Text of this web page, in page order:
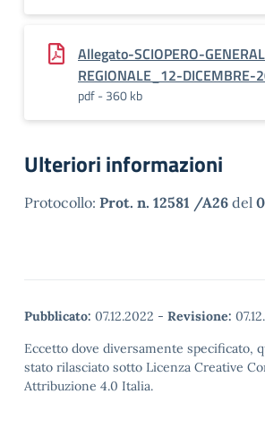
Allegato-SCIOPERO-
REGIONALE_12-
pdf - 360 kb
Ulteriori informazioni
Protocollo: Prot. n. 12581 /A26 del
Pubblicato: 07.12.2022 - Revisione:
Eccetto dove diversamente specificato,
stato rilasciato sotto Licenza Creative
Attribuzione 4.0 Italia.